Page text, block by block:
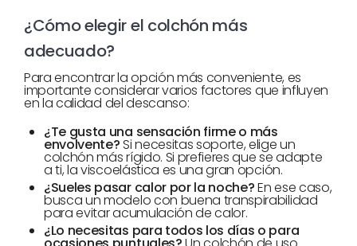
¿Cómo elegir el colchón más
adecuado?
Para encontrar la opción más conveniente, es
importante considerar varios factores que influyen
en la calidad del descanso:
¿Te gusta una sensación firme o más
envolvente? Si necesitas soporte, elige un
colchón más rígido. Si prefieres que se adapte
a ti, la viscoelástica es una gran opción.
¿Sueles pasar calor por la noche?En ese caso,
busca un modelo con buena transpirabilidad
para evitar acumulación de calor.
¿Lo necesitas para todos los días o para